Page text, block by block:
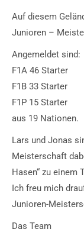
Auf diesem
Junioren –
Angemeldet sind:
F1A 46 Starter
F1B 33 Starter
F1P 15 Starter
aus 19 Nationen.
Lars und Jonas
Meisterschaft
Hasen“ zu einem
Ich freu mich
Junioren-
Das Team